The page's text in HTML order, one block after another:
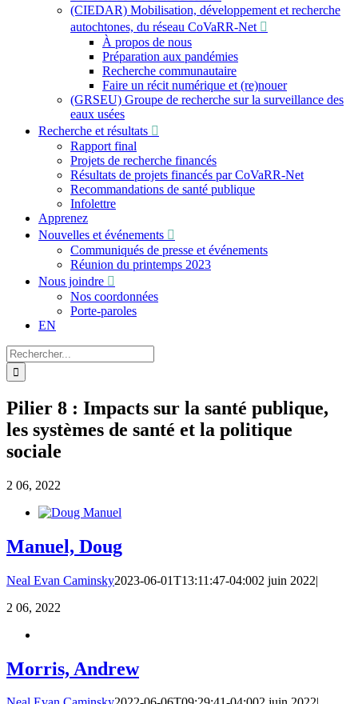
(CIEDAR) Mobilisation, développement et recherche
autochtones, du réseau CoVaRR-Net
À propos de nous
Préparation aux pandémies
Recherche communautaire
Faire un récit numérique et (re)nouer
(GRSEU) Groupe de recherche sur la surveillance des
eaux usées
Recherche et résultats
Rapport final
Projets de recherche financés
Résultats de projets financés par CoVaRR-Net
Recommandations de santé publique
Infolettre
Apprenez
Nouvelles et événements
Communiqués de presse et événements
Réunion du printemps 2023
Nous joindre
Nos coordonnées
Porte-paroles
EN
Recherche
sur
le
Pilier 8 : Impacts sur la santé publique,
les systèmes de santé et la politique
sociale
2 06, 2022
Manuel, Doug
Neal Evan Caminsky2023-06-01T13:11:47-04:002 juin 2022|
2 06, 2022
Morris, Andrew